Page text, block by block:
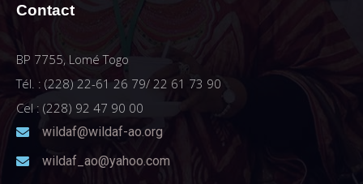
Contact
BP 7755, Lomé Togo
Tél. : (228) 22-61 26 79/ 22 61 73 90
Cel : (228) 92 47 90 00
wildaf@wildaf-ao.org
wildaf_ao@yahoo.com